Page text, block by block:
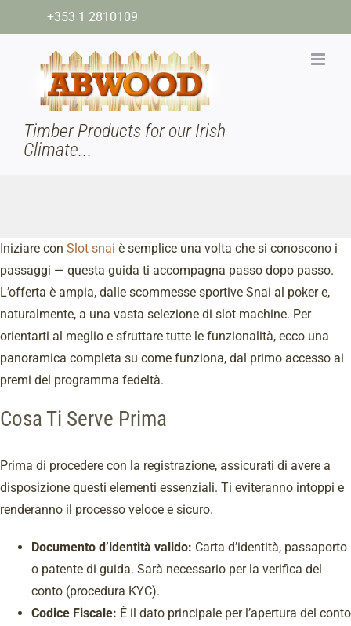
to
+353 1 2810109
Timber Products for our Irish
Climate...
Iniziare con Slot snai è semplice una volta che si conoscono i
passaggi — questa guida ti accompagna passo dopo passo.
L’offerta è ampia, dalle scommesse sportive Snai al poker e,
naturalmente, a una vasta selezione di slot machine. Per
orientarti al meglio e sfruttare tutte le funzionalità, ecco una
panoramica completa su come funziona, dal primo accesso ai
premi del programma fedeltà.
Cosa Ti Serve Prima
Prima di procedere con la registrazione, assicurati di avere a
disposizione questi elementi essenziali. Ti eviteranno intoppi e
renderanno il processo veloce e sicuro.
Documento d’identità valido: Carta d’identità, passaporto
o patente di guida. Sarà necessario per la verifica del
conto (procedura KYC).
Codice Fiscale: È il dato principale per l’apertura del conto